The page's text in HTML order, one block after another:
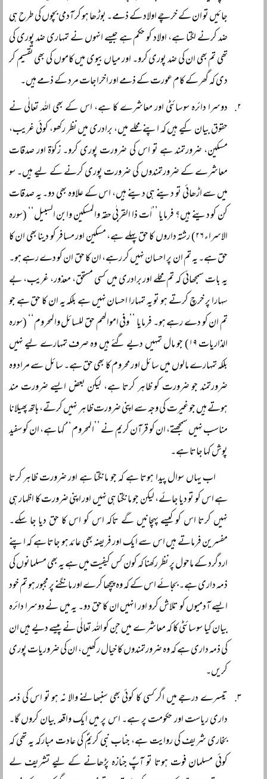
جائیں تو ان کے خرچے اولاد کے ذمے۔ بوڑھا ہو کر آدمی بچوں کی طرح ہی
ضد کرنے لگتا ہے، اولاد کو حکم ہے جیسے انہوں نے تمہاری ضد پوری کی
تھی تم بھی ان کی ضد پوری کرو۔ اور میاں بیوی میں کاموں کی بھی تقسیم کر
دی کہ گھر کے کام عورت کے ذمے اور اخراجات مرد کے ذمے ہیں۔
دوسرا دائرہ سوسائٹی اور معاشرے کا ہے، اس کے بھی اللہ تعالٰی نے
حقوق بیان کیے ہیں کہ اپنے محلے میں، برادری میں نظر رکھو، کوئی غریب،
مسکین، ضرورتمند ہے تو اس کی ضرورت پوری کرو۔ زکوٰۃ اور صدقات
معاشرے کے ضرورتمندوں کی ضرورت پوری کرنے کے لیے ہیں۔ سو
میں سے اڑھائی تو دینے ہی دینے ہیں، اس کے علاوہ بھی دو۔ یہ صدقات
کن کو دینے ہیں؟ فرمایا ’’اٰت ذا القربٰی حقہ والمسکین وابن السبیل‘‘ (سورہ
الاسراء ۲۶) رشتہ داروں کا حق پہلے ہے، مسکین اور مسافر کو دینا بھی ان کا
حق ہے۔ یہ تم ان پر احسان نہیں کر رہے، ان کا حق ان کو دے رہے ہو۔
یہ بات سمجھائی کہ تم محلے اور برادری میں کسی مستحق، معذور، غریب، بے
سہارا پر خرچ کرتے ہو تو یہ تمہارا احسان نہیں ہے بلکہ یہ ان کا حق ہے جو
تم ان کو دے رہے ہو۔ فرمایا ’’وفی اموالھم حق للسائل والمحروم‘‘ (سورہ
الذاریات ۱۹) جو مال تمہیں دیے گئے ہیں وہ صرف تمہارے لیے نہیں
بلکہ تمہارے مالوں میں سائل اور محروم کا بھی حق ہے۔ سائل سے مراد وہ
ضرورتمند جو ضرورت کو ظاہر کرتا ہے، لیکن بعض ایسے ضرورت مند
ہوتے ہیں جو غیرت کی وجہ سے اپنی ضرورت ظاہر نہیں کرتے، ہاتھ پھیلانا
مناسب نہیں سمجھتے، ان کو قرآن کریم نے ’’المحروم‘‘ کہا ہے، ان کو سفید
پوش کہا جاتا ہے۔
اب یہاں سوال پیدا ہوتا ہے کہ جو مانگتا ہے اور ضرورت ظاہر کرتا
ہے اس کو تو دیا جائے، لیکن جو مانگتا ہی نہیں اور اپنی ضرورت کا اظہار ہی
نہیں کرتا اس کو کیسے پہچانیں گے تاکہ اس کو اس کا حق دیا جا سکے۔
مفسرین فرماتے ہیں اس سے ایک اور فریضہ بھی عائد ہو جاتا ہے کہ اپنے
اردگرد کے ماحول پر نظر رکھنا کہ کون کس کیفیت میں ہے یہ بھی مسلمانوں کی
ذمہ داری ہے۔ بجائے اس کے کہ وہ پیچھا کرے اور مانگنے پر مجبور ہو تم خود
ایسے آدمیوں کو تلاش کرو اور انہیں ان کا حق دو۔ یہ میں نے دوسرا دائرہ
بیان کیا سوسائٹی کا کہ معاشرے میں جن کو اللہ تعالٰی نے پیسے دیے ہیں ان
کی ذمہ داری ہے کہ وہ ضرورتمندوں کا خیال رکھیں، ان کی ضروریات پوری
کریں۔
تیسرے درجے میں اگر کسی کا کوئی بھی سنبھالنے والا نہ ہو تو اس کی ذمہ
داری ریاست اور حکومت پر ہے۔ اس پر میں ایک واقعہ بیان کروں گا۔
بخاری شریف کی روایت ہے، جناب نبی کریمؐ کی عادت مبارکہ یہ تھی کہ
کوئی مسلمان فوت ہوتا تو آپؐ جنازہ پڑھانے کے لیے تشریف لے